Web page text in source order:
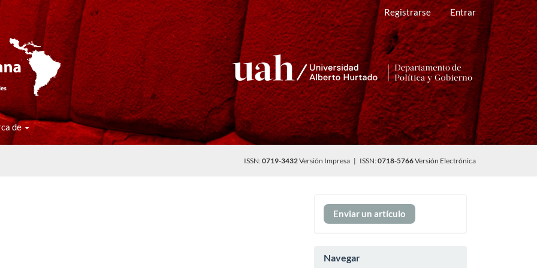
Registrarse Entrar
de
ISSN:0719-3432Versión Impresa | ISSN:0718-5766Versión Electrónica
Enviar
un
Enviar un artículo
Navegar